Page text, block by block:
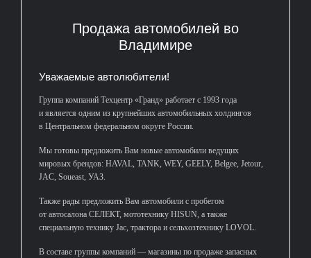
Продажа автомобилей во
Владимире
Уважаемые автолюбители!
Группа компаний Техцентр «Гранд» работает с 1993 года
и является одним из крупнейших автомобильных холдингов
в Центральном федеральном округе России.
Мы готовы предложить Вам новые автомобили ведущих
мировых брендов: HAVAL, TANK, WEY, GEELY, Belgee, Jetour,
JAC, Soueast, УАЗ.
Также рады предложить Вам автомобили с пробегом
от автосалона СЕЛЕКТ, мототехнику HISUN, а также
специальную технику Jac, трактора и сельхозтехнику LOVOL.
В составе группы компаний — магазины по продаже запасных